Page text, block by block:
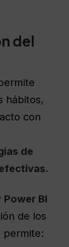
del
hábitos,
con
de
Power BI
de los
permite: